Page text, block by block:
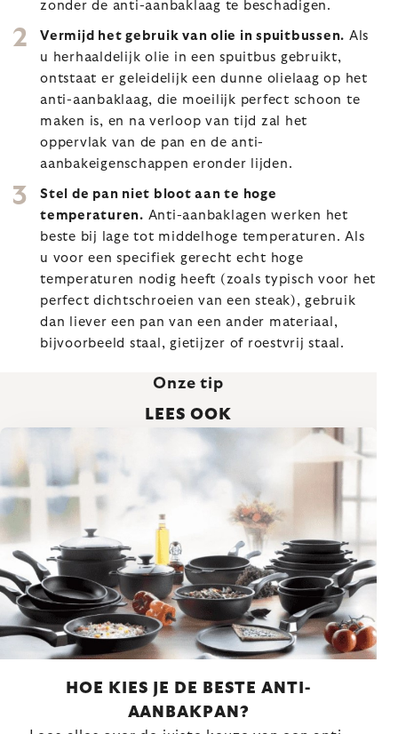
zonder de anti-aanbaklaag te beschadigen.
Vermijd het gebruik van olie in spuitbussen. Als
u herhaaldelijk olie in een spuitbus gebruikt,
ontstaat er geleidelijk een dunne olielaag op het
anti-aanbaklaag, die moeilijk perfect schoon te
maken is, en na verloop van tijd zal het
oppervlak van de pan en de anti-
aanbakeigenschappen eronder lijden.
Stel de pan niet bloot aan te hoge
temperaturen. Anti-aanbaklagen werken het
beste bij lage tot middelhoge temperaturen. Als
u voor een specifiek gerecht echt hoge
temperaturen nodig heeft (zoals typisch voor het
perfect dichtschroeien van een steak), gebruik
dan liever een pan van een ander materiaal,
bijvoorbeeld staal, gietijzer of roestvrij staal.
Onze tip
LEES OOK
HOE KIES JE DE BESTE ANTI-
AANBAKPAN?